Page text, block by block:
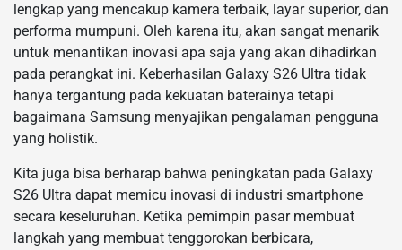
lengkap yang mencakup kamera terbaik, layar superior, dan
performa mumpuni. Oleh karena itu, akan sangat menarik
untuk menantikan inovasi apa saja yang akan dihadirkan
pada perangkat ini. Keberhasilan Galaxy S26 Ultra tidak
hanya tergantung pada kekuatan baterainya tetapi
bagaimana Samsung menyajikan pengalaman pengguna
yang holistik.
Kita juga bisa berharap bahwa peningkatan pada Galaxy
S26 Ultra dapat memicu inovasi di industri smartphone
secara keseluruhan. Ketika pemimpin pasar membuat
langkah yang membuat tenggorokan berbicara,